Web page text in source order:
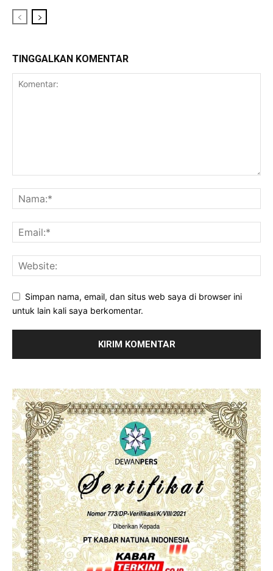
TINGGALKAN KOMENTAR
Simpan nama, email, dan situs web saya di browser ini
untuk lain kali saya berkomentar.